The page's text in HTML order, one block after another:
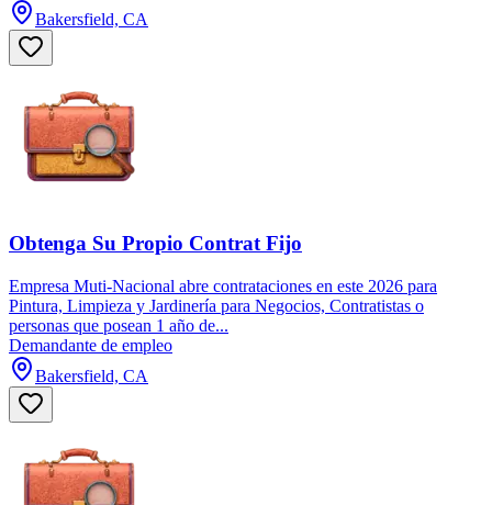
Bakersfield, CA
Obtenga Su Propio Contrat Fijo
Empresa Muti-Nacional abre contrataciones en este 2026 para
Pintura, Limpieza y Jardinería para Negocios, Contratistas o
personas que posean 1 año de...
Demandante de empleo
Bakersfield, CA